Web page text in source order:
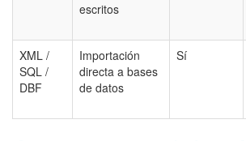
escritos
XML /
SQL /
DBF
Importación
directa a bases
de datos
Sí